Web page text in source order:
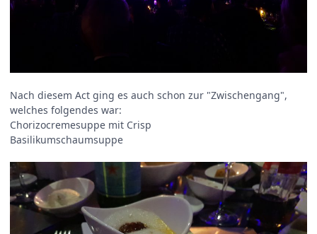
Nach diesem Act ging es auch schon zur "Zwischengang",
welches folgendes war:
Chorizocremesuppe mit Crisp
Basilikumschaumsuppe